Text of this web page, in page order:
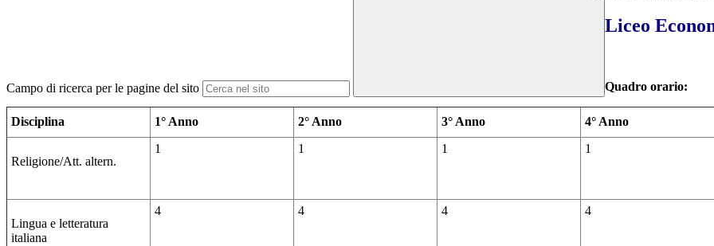
Campo di ricerca per le pagine del sito
Liceo
Quadro orario:
Disciplina 1° Anno 2° Anno 3° Anno 4° Anno
Religione/Att. altern.
1 1 1 1
Lingua e letteratura
italiana
4 4 4 4